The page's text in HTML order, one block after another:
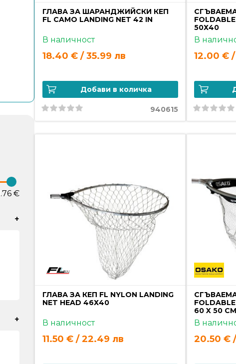
€
+
+
ГЛАВА ЗА ШАРАНДЖИЙСКИ КЕП
FL CAMO LANDING NET 42 IN
В наличност
18.40 € / 35.99 лв
Добави в количка
940615
50Х40
В
12.00 €
ГЛАВА ЗА КЕП FL NYLON LANDING
NET HEAD 46Х40
В наличност
11.50 € / 22.49 лв
60 X 50 CM
В
20.50 €